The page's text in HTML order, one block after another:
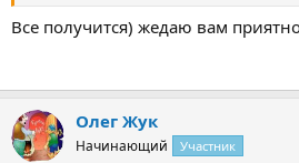
Все получится) жедаю вам
Олег Жук
Начинающий Участник